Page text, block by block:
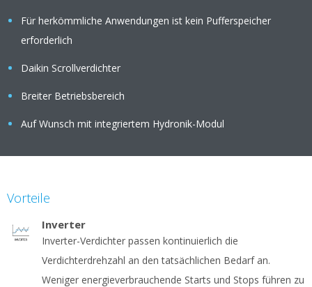
Für herkömmliche Anwendungen ist kein Pufferspeicher
erforderlich
Daikin Scrollverdichter
Breiter Betriebsbereich
Auf Wunsch mit integriertem Hydronik-Modul
Vorteile
Inverter
Inverter-Verdichter passen kontinuierlich die
Verdichterdrehzahl an den tatsächlichen Bedarf an.
Weniger energieverbrauchende Starts und Stops führen zu